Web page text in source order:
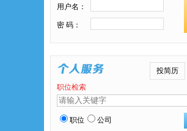
用户名：
密 码：
投简历
职位检索
职位 公司